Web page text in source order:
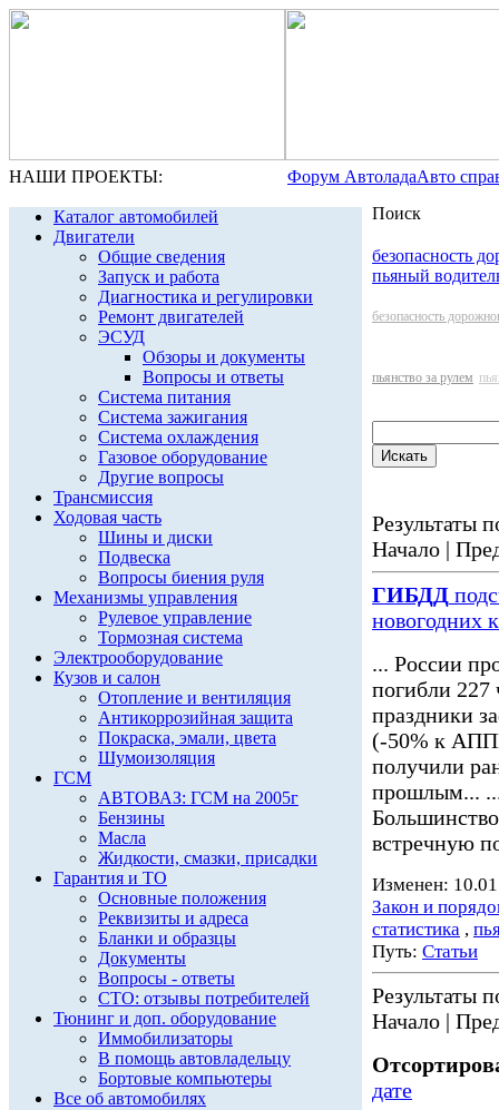
НАШИ ПРОЕКТЫ: Форум АвтоладаАвто
Каталог автомобилей
Двигатели
Общие сведения
Запуск и работа
Диагностика и регулировки
Ремонт двигателей
ЭСУД
Обзоры и документы
Вопросы и ответы
Система питания
Система зажигания
Система охлаждения
Газовое оборудование
Другие вопросы
Трансмиссия
Ходовая часть
Шины и диски
Подвеска
Вопросы биения руля
Механизмы управления
Рулевое управление
Тормозная система
Электрооборудование
Кузов и салон
Отопление и вентиляция
Антикоррозийная защита
Покраска, эмали, цвета
Шумоизоляция
ГСМ
АВТОВАЗ: ГСМ на 2005г
Бензины
Масла
Жидкости, смазки, присадки
Гарантия и ТО
Основные положения
Реквизиты и адреса
Бланки и образцы
Документы
Вопросы - ответы
СТО: отзывы потребителей
Тюнинг и доп. оборудование
Иммобилизаторы
В помощь автовладельцу
Бортовые компьютеры
Все об автомобилях
Поиск
безопасность
пьяный
безопасность
пьянство за рулем
Результаты
Начало |
ГИБДД
новогодних
... России
погибли 227
праздники
(-50% к
получили
прошлым... ...
встречную
Изменен:
Закон и
статистика ,
Путь: Статьи
Результаты
Начало |
дате